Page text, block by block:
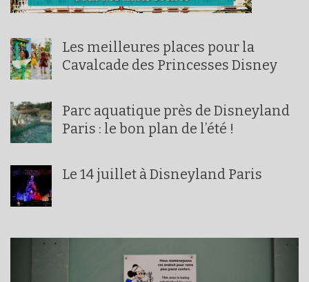
Les meilleures places pour la
Cavalcade des Princesses Disney
Parc aquatique près de Disneyland
Paris : le bon plan de l’été !
Le 14 juillet à Disneyland Paris